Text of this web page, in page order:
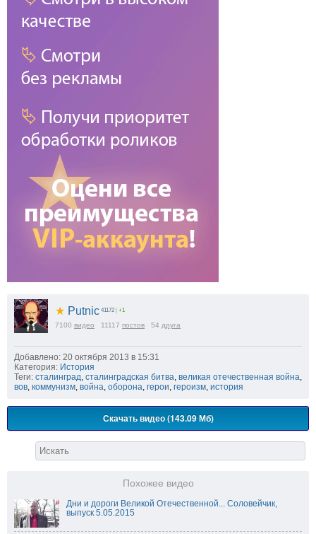
★ Putnic 41172 +1
7100 видео 11117 постов 54 друга
Добавлено: 20 октября 2013 в 15:31
Категория: История
Теги: сталинград, сталинградская битва, великая отечественная война,
вов, коммунизм, война, оборона, герои, героизм, история
Скачать видео (143.09 Мб)
Похожее видео
Дни и дороги Великой Отечественной... Соловейчик,
выпуск 5.05.2015